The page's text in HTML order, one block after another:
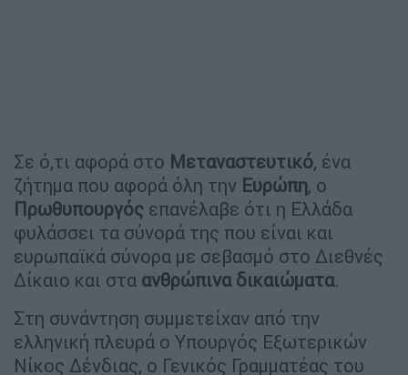
Σε ό,τι αφορά στο Μεταναστευτικό, ένα
ζήτημα που αφορά όλη την Ευρώπη, ο
Πρωθυπουργός επανέλαβε ότι η Ελλάδα
φυλάσσει τα σύνορά της που είναι και
ευρωπαϊκά σύνορα με σεβασμό στο Διεθνές
Δίκαιο και στα ανθρώπινα δικαιώματα.
Στη συνάντηση συμμετείχαν από την
ελληνική πλευρά ο Υπουργός Εξωτερικών
Νίκος Δένδιας, ο Γενικός Γραμματέας του